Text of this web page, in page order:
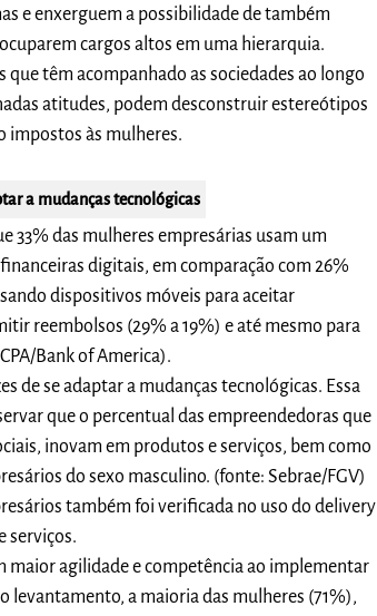
e enxerguem a possibilidade de também
cargos altos em uma hierarquia.
têm acompanhado as sociedades ao longo
atitudes, podem desconstruir estereótipos
impostos às mulheres.
a mudanças tecnológicas
33% das mulheres empresárias usam um
digitais, em comparação com 26%
dispositivos móveis para aceitar
reembolsos (29% a 19%) e até mesmo para
Bank of America).
de se adaptar a mudanças tecnológicas. Essa
que o percentual das empreendedoras que
inovam em produtos e serviços, bem como
do sexo masculino. (fonte: Sebrae/FGV)
também foi verificada no uso do delivery
serviços.
agilidade e competência ao implementar
levantamento, a maioria das mulheres (71%),